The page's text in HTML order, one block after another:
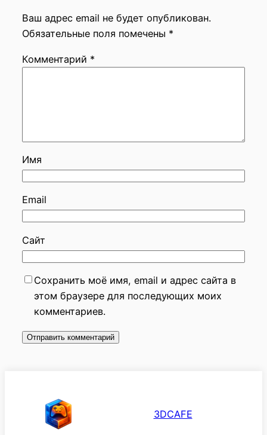
Ваш адрес email не будет опубликован.
Обязательные поля помечены *
Комментарий *
Имя
Email
Сайт
Сохранить моё имя, email и адрес сайта в
этом браузере для последующих моих
комментариев.
3DCAFE